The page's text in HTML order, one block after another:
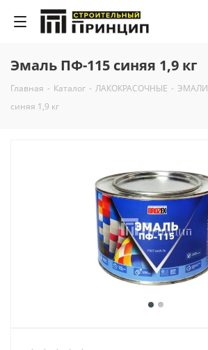
Эмаль ПФ-115 синяя 1,9 кг
Главная - Каталог - ЛАКОКРАСОЧНЫЕ - ЭМАЛИ
синяя 1,9 кг